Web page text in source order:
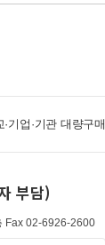
·기업·기관 대량구매
부담)
Fax 02-6926-2600